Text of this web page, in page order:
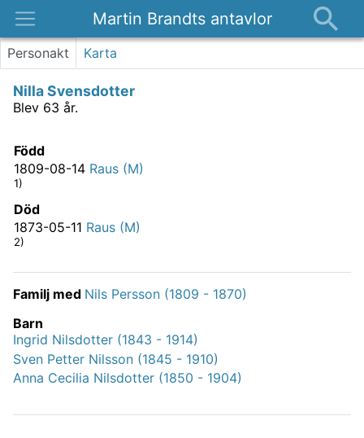
Martin Brandts antavlor
Platser
Om
Personakt Karta
Nilla Svensdotter
Blev 63 år.
Född
1809-08-14 Raus (M)
1)
Död
1873-05-11 Raus (M)
2)
Familj med Nils Persson (1809 - 1870)
Barn
Ingrid Nilsdotter (1843 - 1914)
Sven Petter Nilsson (1845 - 1910)
Anna Cecilia Nilsdotter (1850 - 1904)